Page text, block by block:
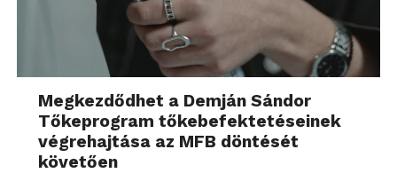
Megkezdődhet a Demján Sándor
Tőkeprogram tőkebefektetéseinek
végrehajtása az MFB döntését
követően